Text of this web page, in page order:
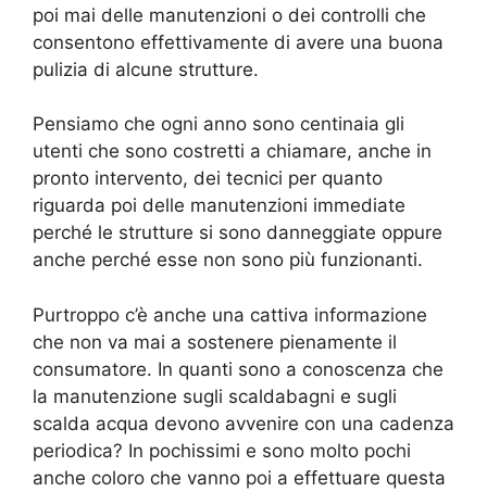
poi mai delle manutenzioni o dei controlli che
consentono effettivamente di avere una buona
pulizia di alcune strutture.
Pensiamo che ogni anno sono centinaia gli
utenti che sono costretti a chiamare, anche in
pronto intervento, dei tecnici per quanto
riguarda poi delle manutenzioni immediate
perché le strutture si sono danneggiate oppure
anche perché esse non sono più funzionanti.
Purtroppo c’è anche una cattiva informazione
che non va mai a sostenere pienamente il
consumatore. In quanti sono a conoscenza che
la manutenzione sugli scaldabagni e sugli
scalda acqua devono avvenire con una cadenza
periodica? In pochissimi e sono molto pochi
anche coloro che vanno poi a effettuare questa